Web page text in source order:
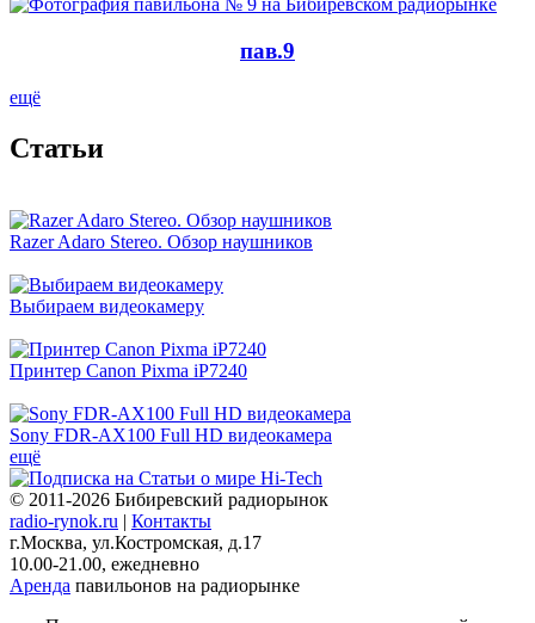
пав.9
ещё
Cтатьи
Razer Adaro Stereo. Обзор наушников
Выбираем видеокамеру
Принтер Canon Pixma iP7240
Sony FDR-AX100 Full HD видеокамера
ещё
© 2011-2026 Бибиревский радиорынок
radio-rynok.ru | Контакты
г.Москва, ул.Костромская, д.17
10.00-21.00, ежедневно
Аренда павильонов на радиорынке